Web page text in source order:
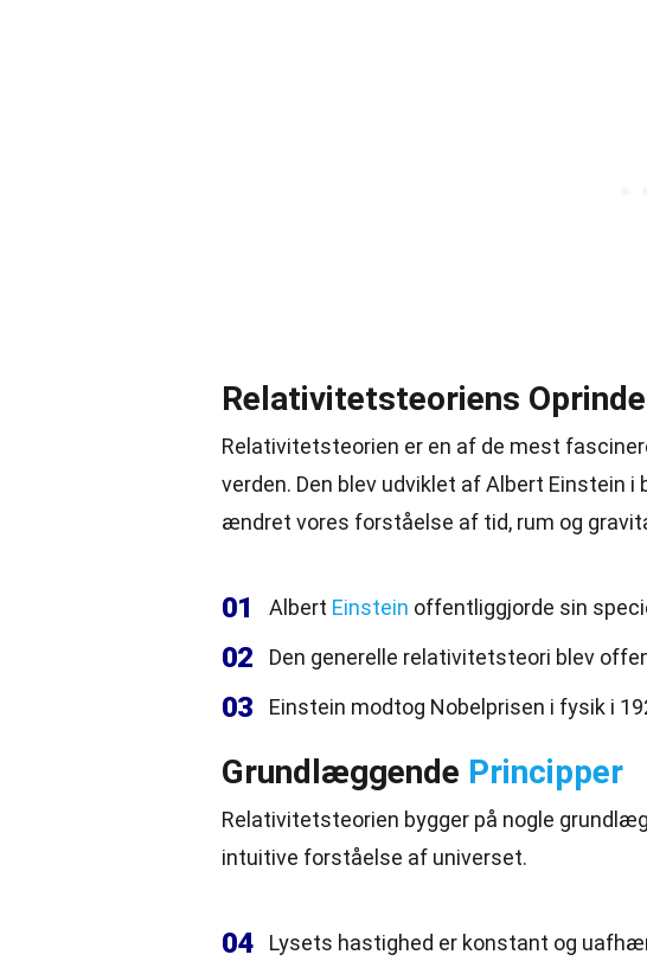
Relativitetsteoriens
Relativitetsteorien er en af de mest
verden. Den blev udviklet afAlbert Einstein i
ændret vores forståelse af tid, rum og
01 Albert Einstein offentliggjorde sin
02 Den generelle relativitetsteori blev
03 Einstein modtog Nobelprisen i fysik i
Grundlæggende Principper
Relativitetsteorien bygger på nogle
intuitive forståelse af universet.
04 Lysets hastighed er konstant og